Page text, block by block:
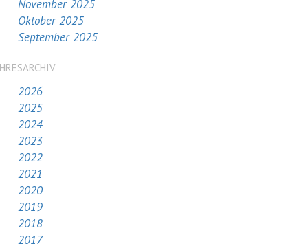
November 2025
Oktober 2025
September 2025
2026
2025
2024
2023
2022
2021
2020
2019
2018
2017